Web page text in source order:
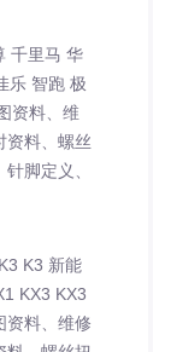
千里马 华
乐 智跑 极
资料、维
资料、螺丝
脚定义、
K3 新能
KX3 KX3
资料、维修